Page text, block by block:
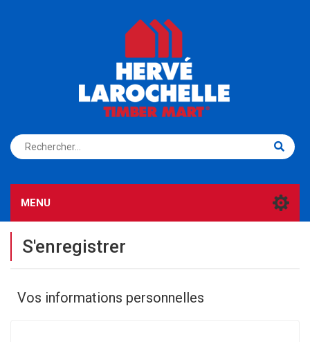
S'ENREGISTRER CONNEXION
MENU
S'enregistrer
Vos informations personnelles